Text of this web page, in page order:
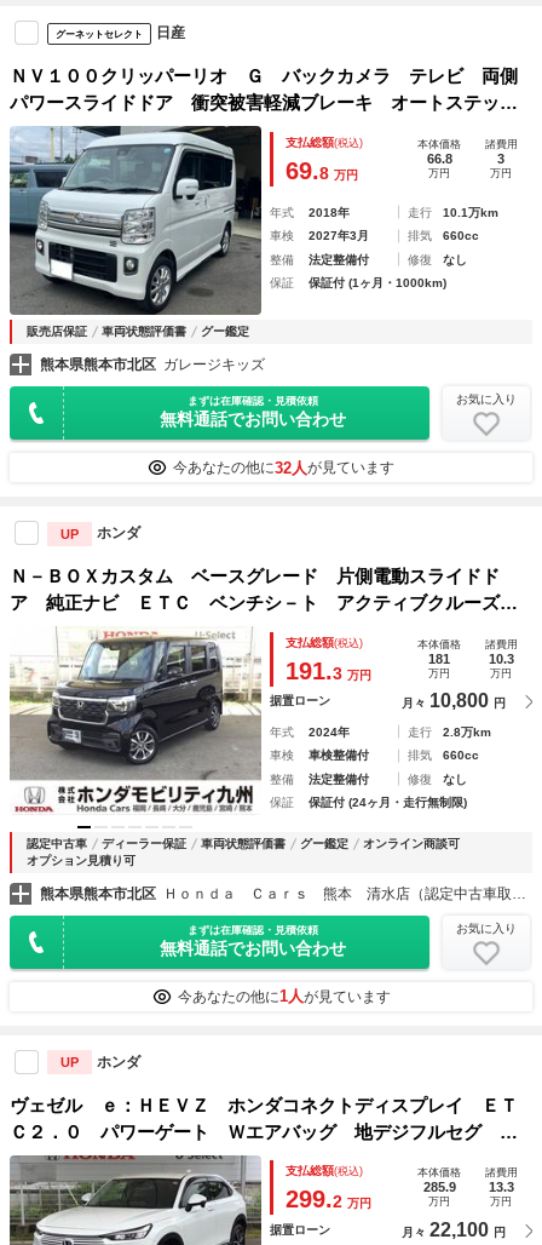
グーネットセレクト 日産
ＮＶ１００クリッパーリオ Ｇ バックカメラ テレビ 両側
パワースライドドア 衝突被害軽減ブレーキ オートステッ
プ ＨＩＤヘッドライト・フォグランプ プッシュスタート
支払総額(税込)
69.8 万円
本体価格
66.8
万円
諸費用
3
万円
年式 2018年 走行
10.1万km
車検
2027年3月 排気
660cc
整備
法定整備付 修復
なし
保証
保証付 (1ヶ月・1000km)
販売店保証 車両状態評価書 グー鑑定
熊本県熊本市北区 ガレージキッズ
まずは在庫確認・見積依頼
無料通話でお問い合わせ
お気に入り
今あなたの他に32人が見ています
UP ホンダ
Ｎ－ＢＯＸカスタム ベースグレード 片側電動スライドド
ア 純正ナビ ＥＴＣ ベンチシ－ト アクティブクルーズ
フルセグ対応 前席シートヒーター イモビライザー ＵＳ
Ｂ 運転席エアバッグ スマートキー＆プッシュスタート Ｌ
ＥＤヘッド
支払総額(税込)
191.3 万円
本体価格
181
万円
諸費用
10.3
万円
据置ローン 月々 10,800 円
年式 2024年 走行
2.8万km
車検
車検整備付 排気
660cc
整備
法定整備付 修復
なし
保証
保証付 (24ヶ月・走行無制限)
認定中古車 ディーラー保証 車両状態評価書 グー鑑定
オンライン商談可
オプション見積り可
熊本県熊本市北区 Ｈｏｎｄａ Ｃａｒｓ 熊本 清水店（認定中古車取扱店）
まずは在庫確認・見積依頼
無料通話でお問い合わせ
お気に入り
今あなたの他に1人が見ています
UP ホンダ
ヴェゼル ｅ：ＨＥＶＺ ホンダコネクトディスプレイ ＥＴ
Ｃ２．０ パワーゲート Ｗエアバッグ 地デジフルセグ キ
ーフリー 車線維持支援システム パワーウィンド 盗難防止
システム 追従走行 記録簿付 シートＨ 電動格納ミラー
支払総額(税込)
299.2 万円
本体価格
285.9
万円
諸費用
13.3
万円
据置ローン 月々 22,100 円